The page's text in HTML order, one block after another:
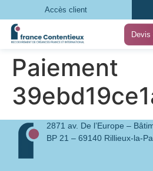
Accès client
Devis
Paiement
2871 av. De l’Europe –
BP 21 – 69140 Rillieux-la-